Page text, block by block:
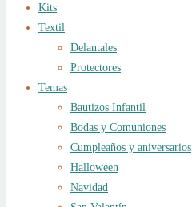
Kits
Textil
Delantales
Protectores
Temas
Bautizos Infantil
Bodas y Comuniones
Cumpleaños y aniversarios
Halloween
Navidad